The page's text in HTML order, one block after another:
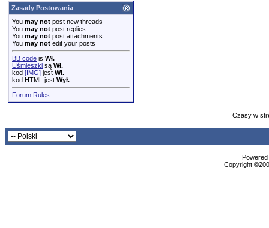
Zasady Postowania
You may not post new threads
You may not post replies
You may not post attachments
You may not edit your posts
BB code is Wł.
Uśmieszki są Wł.
kod [IMG] jest Wł.
kod HTML jest Wył.
Forum Rules
Czasy w
Copyright